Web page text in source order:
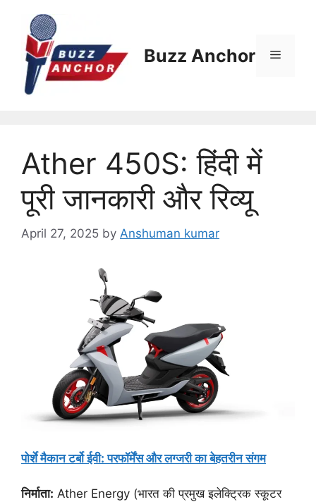
content
Buzz Anchor Menu
Ather 450S: हिंदी में
पूरी जानकारी और रिव्यू
April 27, 2025 by Anshuman kumar
पोर्शे मैकान टर्बो ईवी: परफॉर्मेंस और लग्जरी का बेहतरीन संगम
निर्माता: Ather Energy (भारत की प्रमुख इलेक्ट्रिक स्कूटर